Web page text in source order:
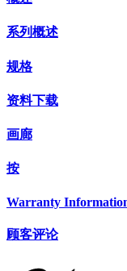
系列概述
规格
资料下载
画廊
按
Warranty
顾客评论